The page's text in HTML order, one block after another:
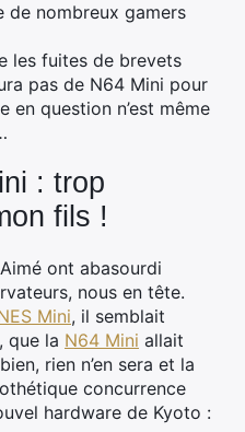
de nombreux gamers
les fuites de brevets
pas de N64 Mini pour
en question n’est même
: trop
fils !
ont abasourdi
nous en tête.
Mini, il semblait
que la N64 Mini allait
rien n’en sera et la
concurrence
hardware de Kyoto :